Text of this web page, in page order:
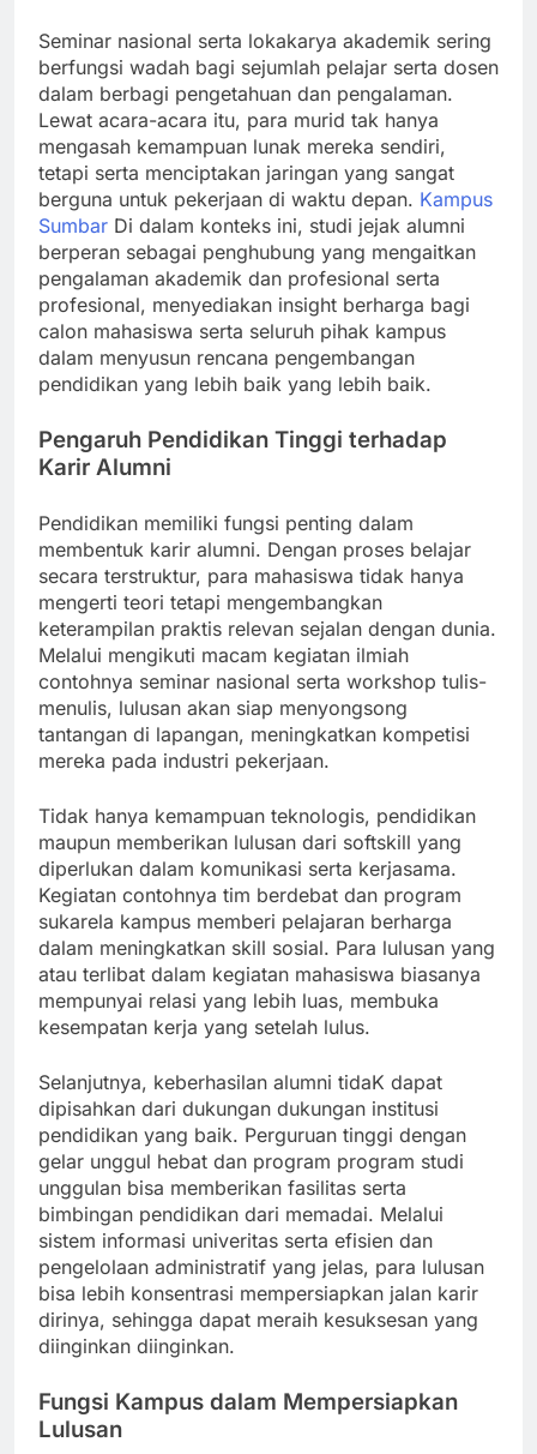
Seminar nasional serta lokakarya akademik sering
berfungsi wadah bagi sejumlah pelajar serta dosen
dalam berbagi pengetahuan dan pengalaman.
Lewat acara-acara itu, para murid tak hanya
mengasah kemampuan lunak mereka sendiri,
tetapi serta menciptakan jaringan yang sangat
berguna untuk pekerjaan di waktu depan. Kampus
Sumbar Di dalam konteks ini, studi jejak alumni
berperan sebagai penghubung yang mengaitkan
pengalaman akademik dan profesional serta
profesional, menyediakan insight berharga bagi
calon mahasiswa serta seluruh pihak kampus
dalam menyusun rencana pengembangan
pendidikan yang lebih baik yang lebih baik.
Pengaruh Pendidikan Tinggi terhadap
Karir Alumni
Pendidikan memiliki fungsi penting dalam
membentuk karir alumni. Dengan proses belajar
secara terstruktur, para mahasiswa tidak hanya
mengerti teori tetapi mengembangkan
keterampilan praktis relevan sejalan dengan dunia.
Melalui mengikuti macam kegiatan ilmiah
contohnya seminar nasional serta workshop tulis-
menulis, lulusan akan siap menyongsong
tantangan di lapangan, meningkatkan kompetisi
mereka pada industri pekerjaan.
Tidak hanya kemampuan teknologis, pendidikan
maupun memberikan lulusan dari softskill yang
diperlukan dalam komunikasi serta kerjasama.
Kegiatan contohnya tim berdebat dan program
sukarela kampus memberi pelajaran berharga
dalam meningkatkan skill sosial. Para lulusan yang
atau terlibat dalam kegiatan mahasiswa biasanya
mempunyai relasi yang lebih luas, membuka
kesempatan kerja yang setelah lulus.
Selanjutnya, keberhasilan alumni tidaK dapat
dipisahkan dari dukungan dukungan institusi
pendidikan yang baik. Perguruan tinggi dengan
gelar unggul hebat dan program program studi
unggulan bisa memberikan fasilitas serta
bimbingan pendidikan dari memadai. Melalui
sistem informasi univeritas serta efisien dan
pengelolaan administratif yang jelas, para lulusan
bisa lebih konsentrasi mempersiapkan jalan karir
dirinya, sehingga dapat meraih kesuksesan yang
diinginkan diinginkan.
Fungsi Kampus dalam Mempersiapkan
Lulusan